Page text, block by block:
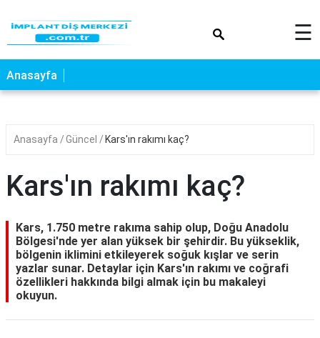
☰
Anasayfa
Anasayfa Güncel Kars'ın rakımı kaç?
Kars'ın rakımı kaç?
Kars, 1.750 metre rakıma sahip olup, Doğu Anadolu
Bölgesi'nde yer alan yüksek bir şehirdir. Bu yükseklik,
bölgenin iklimini etkileyerek soğuk kışlar ve serin
yazlar sunar. Detaylar için Kars'ın rakımı ve coğrafi
özellikleri hakkında bilgi almak için bu makaleyi
okuyun.